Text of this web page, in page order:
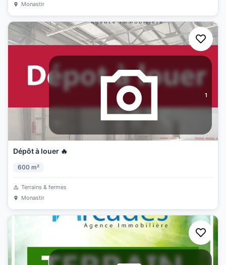
Monastir
1
Dépôt à louer 🔥
600 m²
Terrains & fermes
Monastir